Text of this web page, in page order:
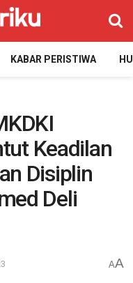
KABAR PERISTIWA
Keadilan
Disiplin
Deli
AA